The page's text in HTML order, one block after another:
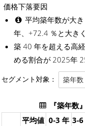
価格下落要因
平均築年数が大
年、+72.4 ％と大き
築 40 年を超える高
める割合が 2025年
セグメント対象： 築年数
『築年数
平均値 0-3 年 3-6